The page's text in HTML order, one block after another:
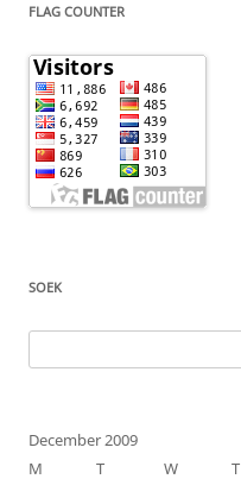
FLAG COUNTER
SOEK
for:
December 2009
M
T W T